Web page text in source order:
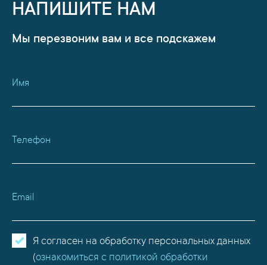
НАПИШИТЕ НАМ
Мы перезвоним вам и все подскажем
Имя
Телефон
Email
Я согласен на обработку персональных данных
(ознакомиться с политикой обработки